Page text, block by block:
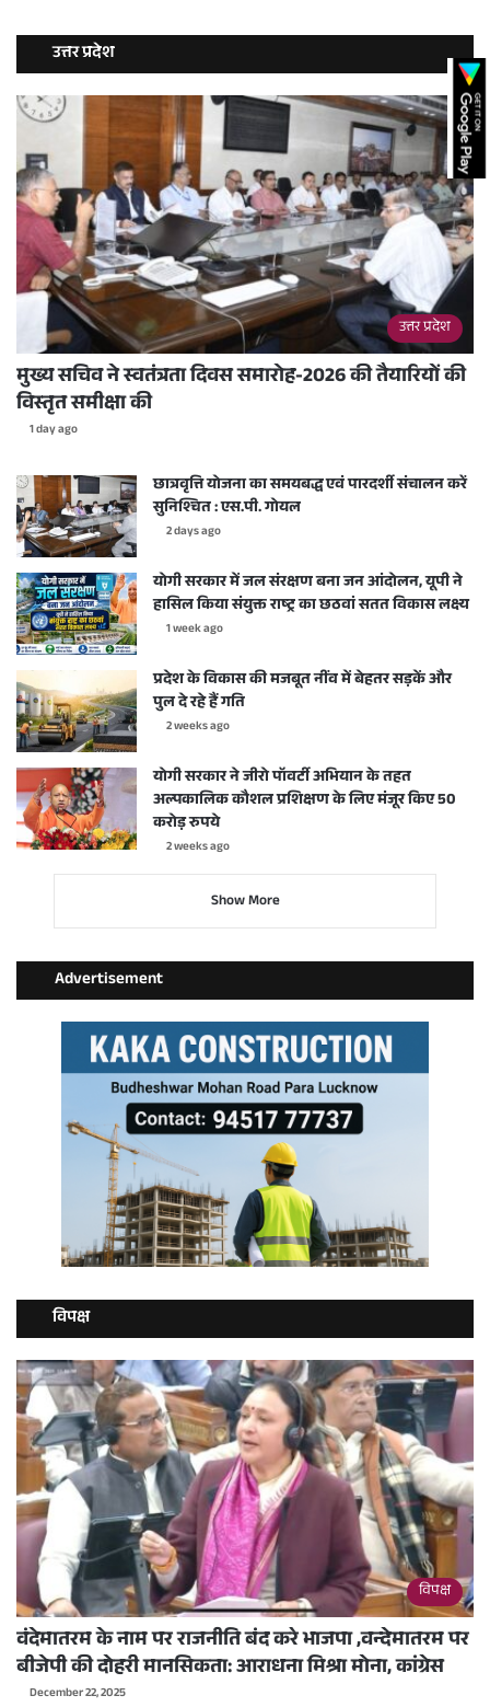
उत्तर प्रदेश
उत्तर प्रदेश
मुख्य सचिव ने स्वतंत्रता दिवस समारोह-2026 की तैयारियों की
विस्तृत समीक्षा की
1 day ago
छात्रवृत्ति योजना का समयबद्ध एवं पारदर्शी संचालन करें
सुनिश्चित : एस.पी. गोयल
2 days ago
योगी सरकार में जल संरक्षण बना जन आंदोलन, यूपी ने
हासिल किया संयुक्त राष्ट्र का छठवां सतत विकास लक्ष्य
1 week ago
प्रदेश के विकास की मजबूत नींव में बेहतर सड़कें और
पुल दे रहे हैं गति
2 weeks ago
योगी सरकार ने जीरो पॉवर्टी अभियान के तहत
अल्पकालिक कौशल प्रशिक्षण के लिए मंजूर किए 50
करोड़ रुपये
2 weeks ago
Show More
Advertisement
विपक्ष
विपक्ष
वंदेमातरम के नाम पर राजनीति बंद करे भाजपा ,वन्देमातरम पर
बीजेपी की दोहरी मानसिकता: आराधना मिश्रा मोना, कांग्रेस
December 22, 2025